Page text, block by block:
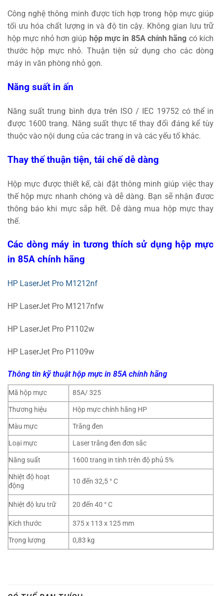
Công nghệ thông minh được tích hợp trong hộp mực giúp
tối ưu hóa chất lượng in và độ tin cậy. Không gian lưu trữ
hộp mực nhỏ hơn giúp hộp mực in 85A chính hãng có kích
thước hộp mực nhỏ. Thuận tiện sử dụng cho các dòng
máy in văn phòng nhỏ gọn.
Năng suất in ấn
Năng suất trung bình dựa trên ISO / IEC 19752 có thể in
được 1600 trang. Năng suất thực tế thay đổi đáng kể tùy
thuộc vào nội dung của các trang in và các yếu tố khác.
Thay thế thuận tiện, tái chế dễ dàng
Hộp mực được thiết kế, cài đặt thông minh giúp việc thay
thế hộp mực nhanh chóng và dễ dàng. Bạn sẽ nhận đươc
thông báo khi mực sắp hết. Dễ dàng mua hộp mực thay
thế.
Các dòng máy in tương thích sử dụng hộp mực
in 85A chính hãng
HP LaserJet Pro M1212nf
HP LaserJet Pro M1217nfw
HP LaserJet Pro P1102w
HP LaserJet Pro P1109w
Thông tin kỹ thuật hộp mực in 85A chính hãng
Mã hộp mực
85A/ 325
Thương hiệu
Hộp mực chính hãng HP
Màu mực
Trắng đen
Loại mực
Laser trắng đen đơn sắc
Năng suất
1600 trang in tính trên độ phủ 5%
Nhiệt độ hoạt
động
10 đến 32,5 ° C
Nhiệt độ lưu trữ 20 đến 40 ° C
Kích thước
375 x 113 x 125 mm
Trọng lượng
0,83 kg